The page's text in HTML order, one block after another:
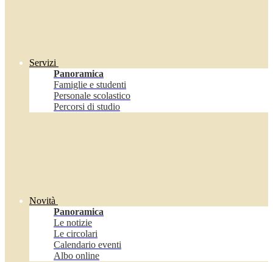
Servizi
Panoramica
Famiglie e studenti
Personale scolastico
Percorsi di studio
Novità
Panoramica
Le notizie
Le circolari
Calendario eventi
Albo online